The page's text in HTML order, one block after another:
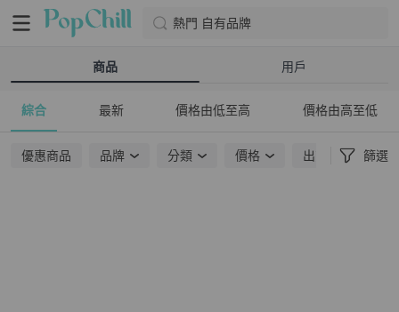
熱門 自有品牌
商品 用戶
綜合 最新 價格由低至高 價格由高至低
優惠商品 品牌 分類 價格 出貨地點 篩選